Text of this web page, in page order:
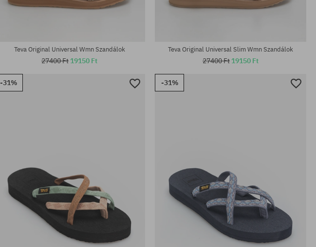
Teva Original Universal Wmn Szandálok
27400 Ft 19150 Ft
Teva Original Universal Slim Wmn Szandálok
27400 Ft 19150 Ft
-31% -31%